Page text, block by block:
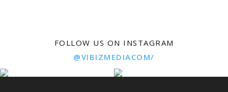
FOLLOW US ON INSTAGRAM
@VIBIZMEDIACOM/